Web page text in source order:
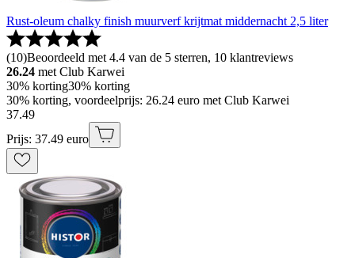
Rust-oleum chalky finish muurverf krijtmat middernacht 2,5 liter
(10)Beoordeeld met 4.4 van de 5 sterren, 10 klantreviews
26.24 met Club Karwei
30% korting30% korting
30% korting, voordeelprijs: 26.24 euro met Club Karwei
37.49
Prijs: 37.49 euro